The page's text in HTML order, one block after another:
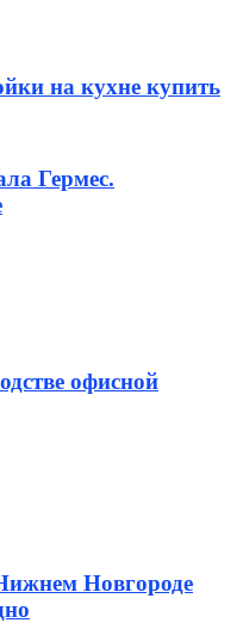
на кухне купить
Гермес.
офисной
Новгороде